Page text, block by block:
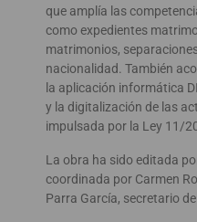
que amplía las
como expedientes
matrimonios,
nacionalidad. También
la aplicación informática
y la digitalización de las
impulsada por la Ley 11/
La obra ha sido editada
coordinada por Carmen
Parra García, secretario